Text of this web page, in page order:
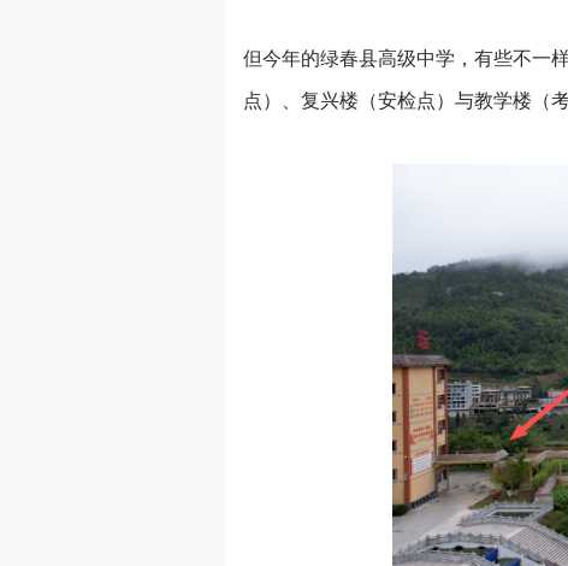
但今年的绿春县高级中学，有些不一
点）、复兴楼（安检点）与教学楼（